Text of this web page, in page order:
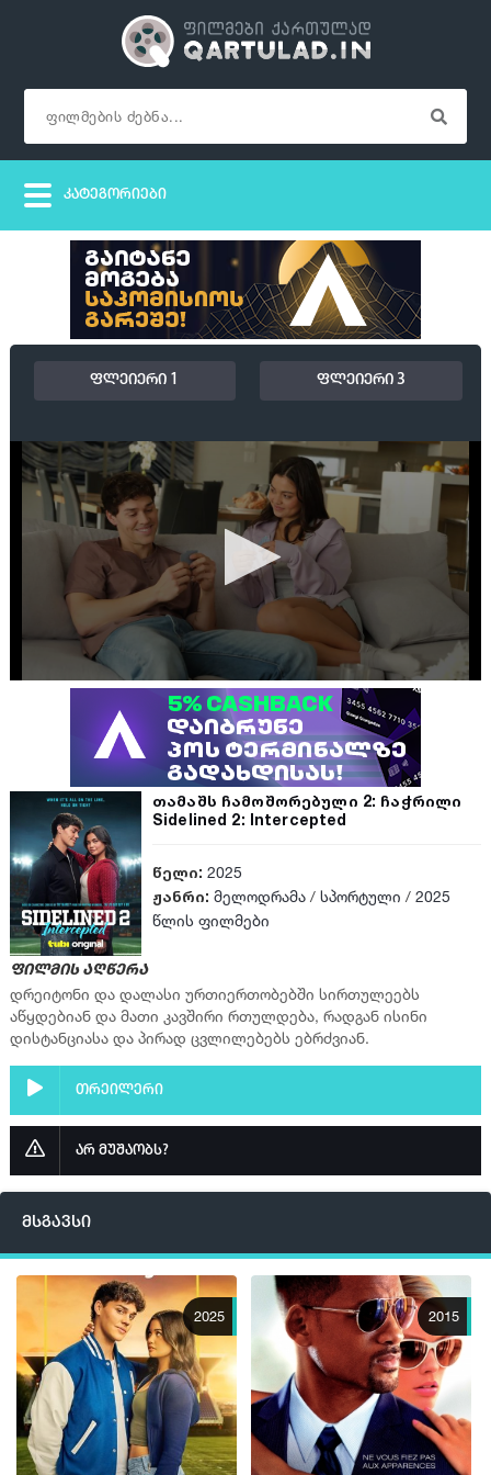
ფლეიერი 1 ფლეიერი 3
თამაშს ჩამოშორებული 2: ჩაჭრილი
Sidelined 2: Intercepted
წელი: 2025
ჟანრი: მელოდრამა / სპორტული / 2025
წლის ფილმები
ფილმის აღწერა
დრეიტონი და დალასი ურთიერთობებში სირთულეებს
აწყდებიან და მათი კავშირი რთულდება, რადგან ისინი
დისტანციასა და პირად ცვლილებებს ებრძვიან.
თრეილერი
არ მუშაობს?
მსგავსი
2025 2015